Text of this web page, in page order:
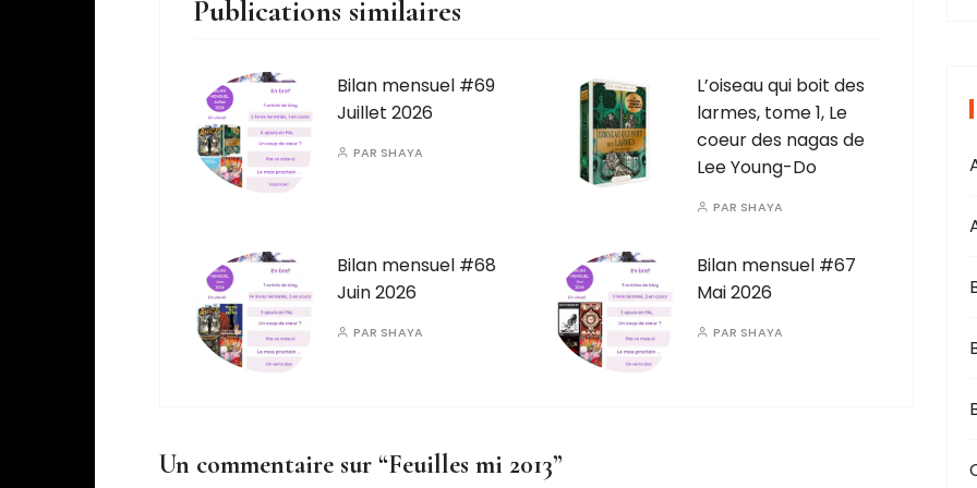
Publications similaires
Bilan mensuel #69
Juillet 2026
PAR SHAYA
L’oiseau qui boit des
larmes, tome 1, Le
coeur des nagas de
Lee Young-Do
PAR SHAYA
Bilan mensuel #68
Juin 2026
PAR SHAYA
Bilan mensuel #67
Mai 2026
PAR SHAYA
Un commentaire sur “Feuilles mi 2013”
e